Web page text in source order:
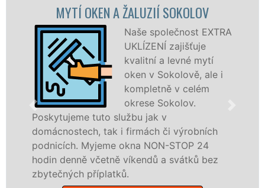
SOKOLOV
společnost EXTRA
zajišťuje
a levné mytí
v Sokolově, ale i
v celém
Sokolov.
jak v
či výrobních
NON-STOP 24
a svátků bez
MYTÍ OKENNÍCH
Poskytujeme
po celém okrese
franchisových poboček
UKLÍZENÍ, a to i o